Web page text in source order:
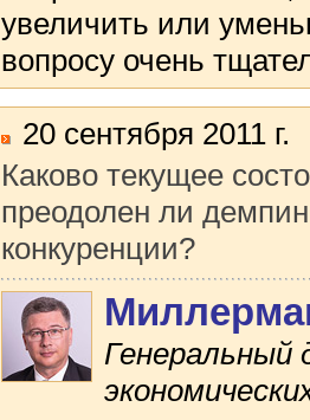
увеличить или
вопросу очень
20 сентября 2011 г.
Каково текущее
преодолен ли
конкуренции?